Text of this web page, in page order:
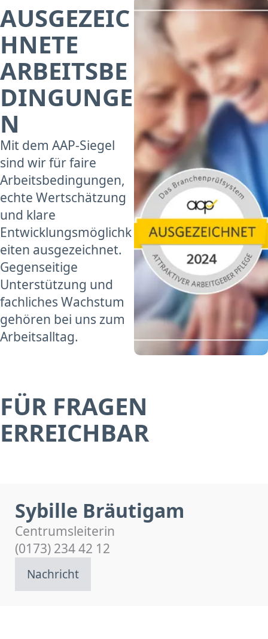
AUSGEZEIC
HNETE
ARBEITSBE
DINGUNGE
N
Mit dem AAP-Siegel
sind wir für faire
Arbeitsbedingungen,
echte Wertschätzung
und klare
Entwicklungsmöglichk
eiten ausgezeichnet.
Gegenseitige
Unterstützung und
fachliches Wachstum
gehören bei uns zum
Arbeitsalltag.
FÜR FRAGEN
ERREICHBAR
Sybille Bräutigam
Centrumsleiterin
(0173) 234 42 12
Nachricht